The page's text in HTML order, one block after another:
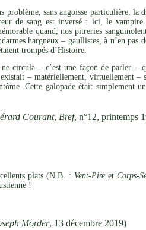
problème, sans angoisse particulière,
de sang est inversé : ici, le
quand, nos pitreries
hargneux – gaullistes, à n’en
trompés d’Histoire.
circula – c’est une façon de parler –
– matériellement, virtuellement –
Cette galopade était simplement
Courant, Bref, n°12, printemps
plats (N.B. : Vent-PireetCorps-
!
Morder, 13 décembre 2019)